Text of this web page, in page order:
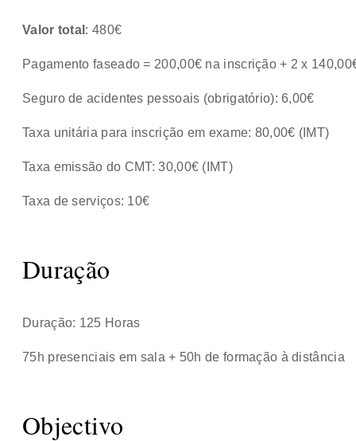
Valor total : 480€
Pagamento faseado = 200,00€ na inscrição + 2 x
Seguro de acidentes pessoais (obrigatório): 6,00€
Taxa unitária para inscrição em exame: 80,00€ (IMT)
Taxa emissão do CMT: 30,00€ (IMT)
Taxa de serviços: 10€
Duração
Duração: 125 Horas
75h presenciais em sala + 50h de formação à distância
Objectivo